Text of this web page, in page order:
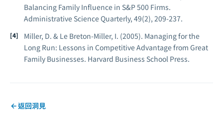
Balancing Family Influence in S&P 500 Firms.
Administrative Science Quarterly, 49(2), 209-237.
Miller, D. & Le Breton-Miller, I. (2005). Managing for the
Long Run: Lessons in Competitive Advantage from Great
Family Businesses. Harvard Business School Press.
返回洞見